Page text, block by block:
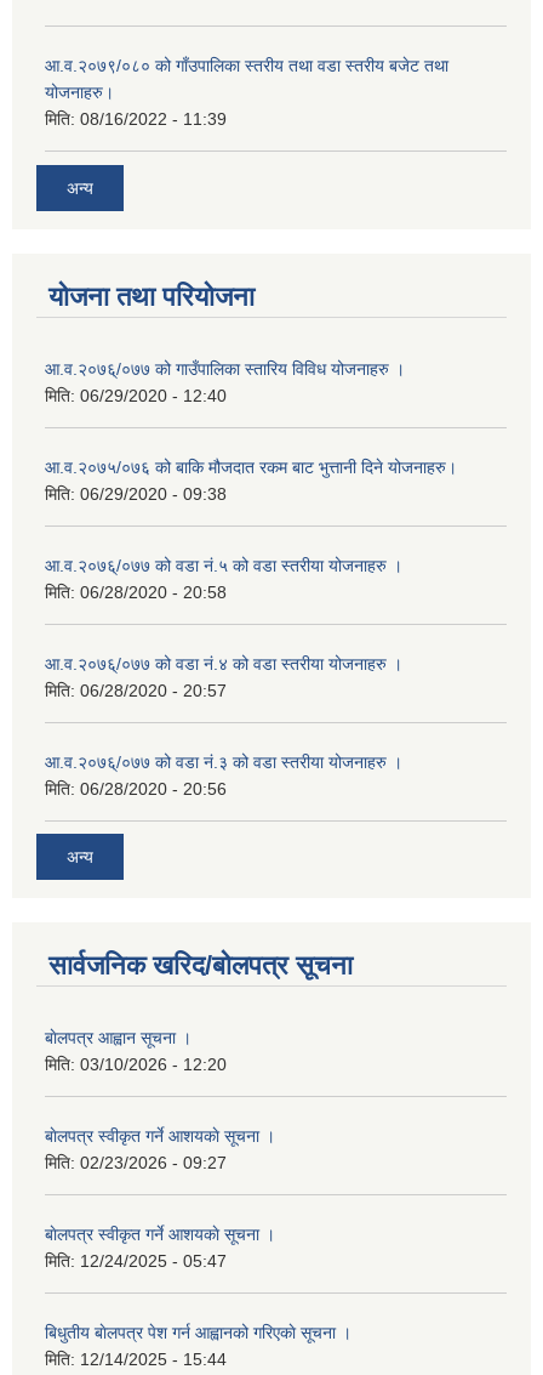
आ.व.२०७९/०८० को गाँउपालिका स्तरीय तथा वडा स्तरीय बजेट तथा
योजनाहरु।
मिति: 08/16/2022 - 11:39
अन्य
योजना तथा परियोजना
आ.व.२०७६्/०७७ को गाउँपालिका स्तारिय विविध योजनाहरु ।
मिति: 06/29/2020 - 12:40
आ.व.२०७५/०७६ को बाकि मौजदात रकम बाट भुत्तानी दिने योजनाहरु।
मिति: 06/29/2020 - 09:38
आ.व.२०७६्/०७७ को वडा नं.५ को वडा स्तरीया योजनाहरु ।
मिति: 06/28/2020 - 20:58
आ.व.२०७६्/०७७ को वडा नं.४ को वडा स्तरीया योजनाहरु ।
मिति: 06/28/2020 - 20:57
आ.व.२०७६्/०७७ को वडा नं.३ को वडा स्तरीया योजनाहरु ।
मिति: 06/28/2020 - 20:56
अन्य
सार्वजनिक खरिद/बोलपत्र सूचना
बाेलपत्र आह्वान सूचना ।
मिति: 03/10/2026 - 12:20
बाेलपत्र स्वीकृत गर्ने आशयकाे सूचना ।
मिति: 02/23/2026 - 09:27
बाेलपत्र स्वीकृत गर्ने आशयकाे सूचना ।
मिति: 12/24/2025 - 05:47
बिधुतीय बाेलपत्र पेश गर्न आह्वानको गरिएकाे सूचना ।
मिति: 12/14/2025 - 15:44